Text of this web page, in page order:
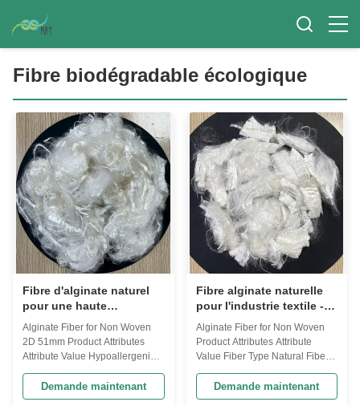
Fibre biodégradable écologique
Fibre d'alginate naturel
pour une haute
absorption non tissée
Alginate Fiber for Non Woven
2D 51mm Product Attributes
Attribute Value Hypoallergenic
Strength Strong Absorbency
High Breathability High
Demande maintenant
Fibre alginate naturelle
pour l'industrie textile -
antimicrobienne et
écologique
Alginate Fiber for Non Woven
Product Attributes Attribute
Value Fiber Type Natural Fiber
Yes Eco-Friendly Yes Texture
Soft Origin Seaweed Application
Demande maintenant